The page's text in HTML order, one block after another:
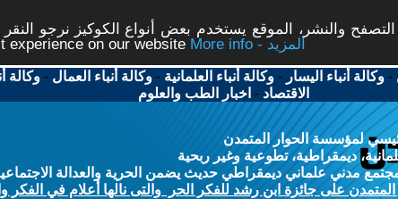
والنشر، الموقع يستخدم بعض أنواع الكوكيز نرجو
experience on our website
More info - المزيد
-وكالة أنباء اليسار -وكالة أنباء العلمانية -وكالة أنباء العمال -وكالة
الاقتصاد - اخبار الطب والعلوم
لمؤسسة الحوار المتمدن
ديمقراطية، تطوعية وغير ربحية
مدني علماني ديمقراطي حديث يضمن الحرية والعدالة
المتمدن على جائزة ابن رشد للفكر الحر والتى نالها أعلام في الفكر